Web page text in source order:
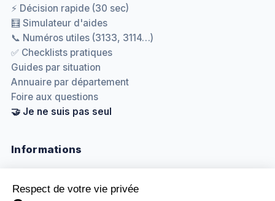
⚡ Décision rapide (30 sec)
🧮 Simulateur d'aides
📞 Numéros utiles (3133, 3114…)
✅ Checklists pratiques
Guides par situation
Annuaire par département
Foire aux questions
🤝 Je ne suis pas seul
Informations
Méthodologie & sources